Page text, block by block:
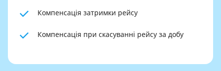
Компенсація затримки рейсу
Компенсація при скасуванні рейсу за добу